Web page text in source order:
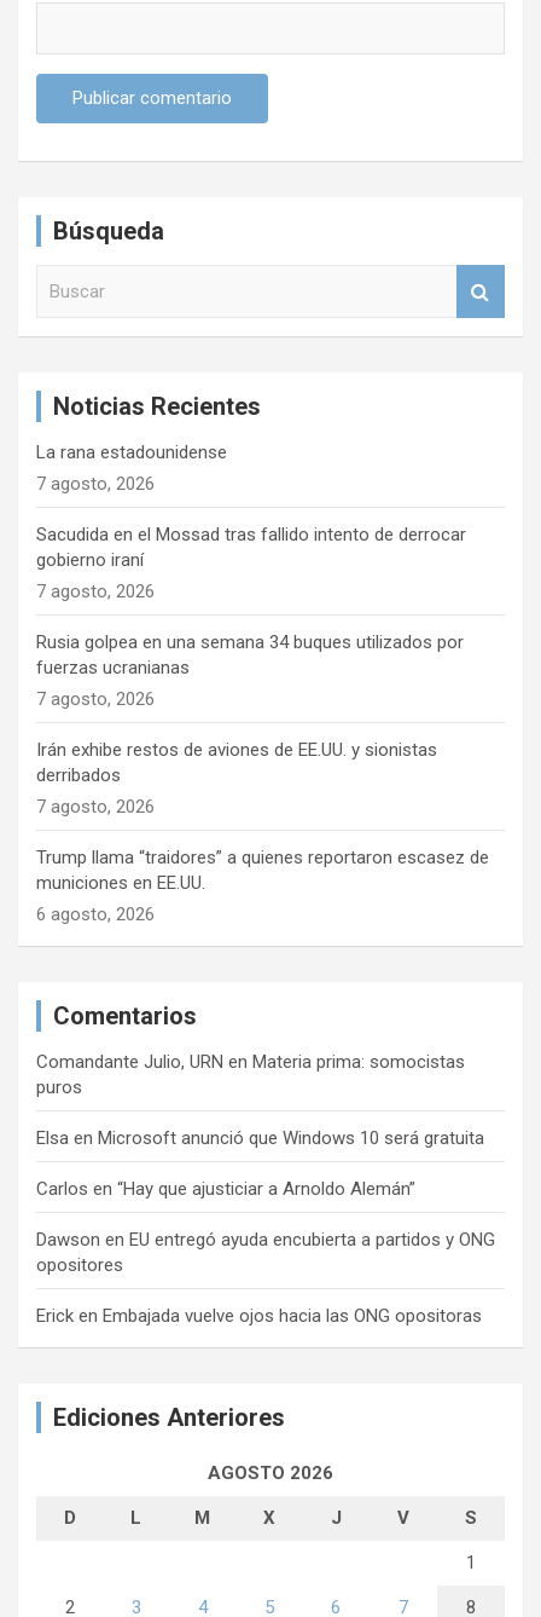
Búsqueda
Noticias Recientes
La rana estadounidense
7 agosto, 2026
Sacudida en el Mossad tras fallido intento de derrocar
gobierno iraní
7 agosto, 2026
Rusia golpea en una semana 34 buques utilizados por
fuerzas ucranianas
7 agosto, 2026
Irán exhibe restos de aviones de EE.UU. y sionistas
derribados
7 agosto, 2026
Trump llama “traidores” a quienes reportaron escasez de
municiones en EE.UU.
6 agosto, 2026
Comentarios
Comandante Julio, URN en Materia prima: somocistas
puros
Elsa en Microsoft anunció que Windows 10 será gratuita
Carlos en “Hay que ajusticiar a Arnoldo Alemán”
Dawson en EU entregó ayuda encubierta a partidos y ONG
opositores
Erick en Embajada vuelve ojos hacia las ONG opositoras
Ediciones Anteriores
AGOSTO 2026
D L M X J V S
1
2 3 4 5 6 7 8